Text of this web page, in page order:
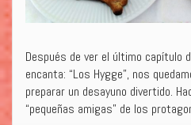
Después de ver el último capítulo
encanta: “Los Hygge”, nos
preparar un desayuno divertido.
“pequeñas amigas” de los